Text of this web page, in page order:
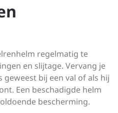
regelmatig te
en slijtage. Vervang je
bij een val of als hij
Een beschadigde helm
bescherming.